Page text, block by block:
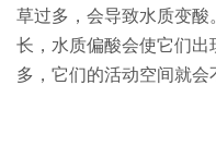
草过多，会导致水质变
长，水质偏酸会使它们
多，它们的活动空间就会